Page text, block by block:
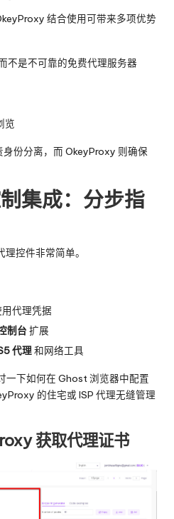
结合使用可带来多项优势
不是不可靠的免费代理服务器
览
份分离，而 OkeyProxy 则确保
集成：分步指
控件非常简单。
代理凭据
制台 扩展
代理和网络工具
一下如何在 Ghost 浏览器中配置
的住宅或 ISP 代理无缝管理
获取代理证书